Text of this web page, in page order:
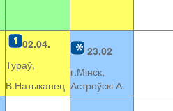
02.04.
Тураў,
В.Натыканец
23.02
г.Мінск,
Астроўскі А.